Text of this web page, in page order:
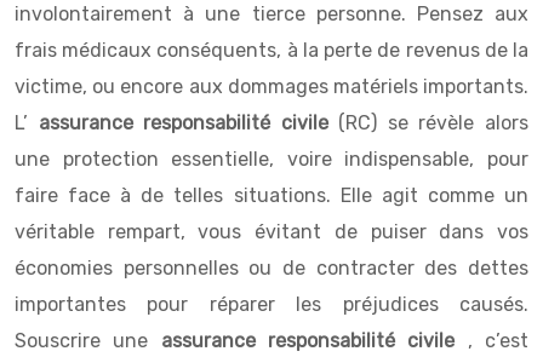
involontairement à une tierce personne. Pensez aux
frais médicaux conséquents, à la perte de revenus de la
victime, ou encore aux dommages matériels importants.
L’ assurance responsabilité civile (RC) se révèle alors
une protection essentielle, voire indispensable, pour
faire face à de telles situations. Elle agit comme un
véritable rempart, vous évitant de puiser dans vos
économies personnelles ou de contracter des dettes
importantes pour réparer les préjudices causés.
Souscrire une assurance responsabilité civile , c’est